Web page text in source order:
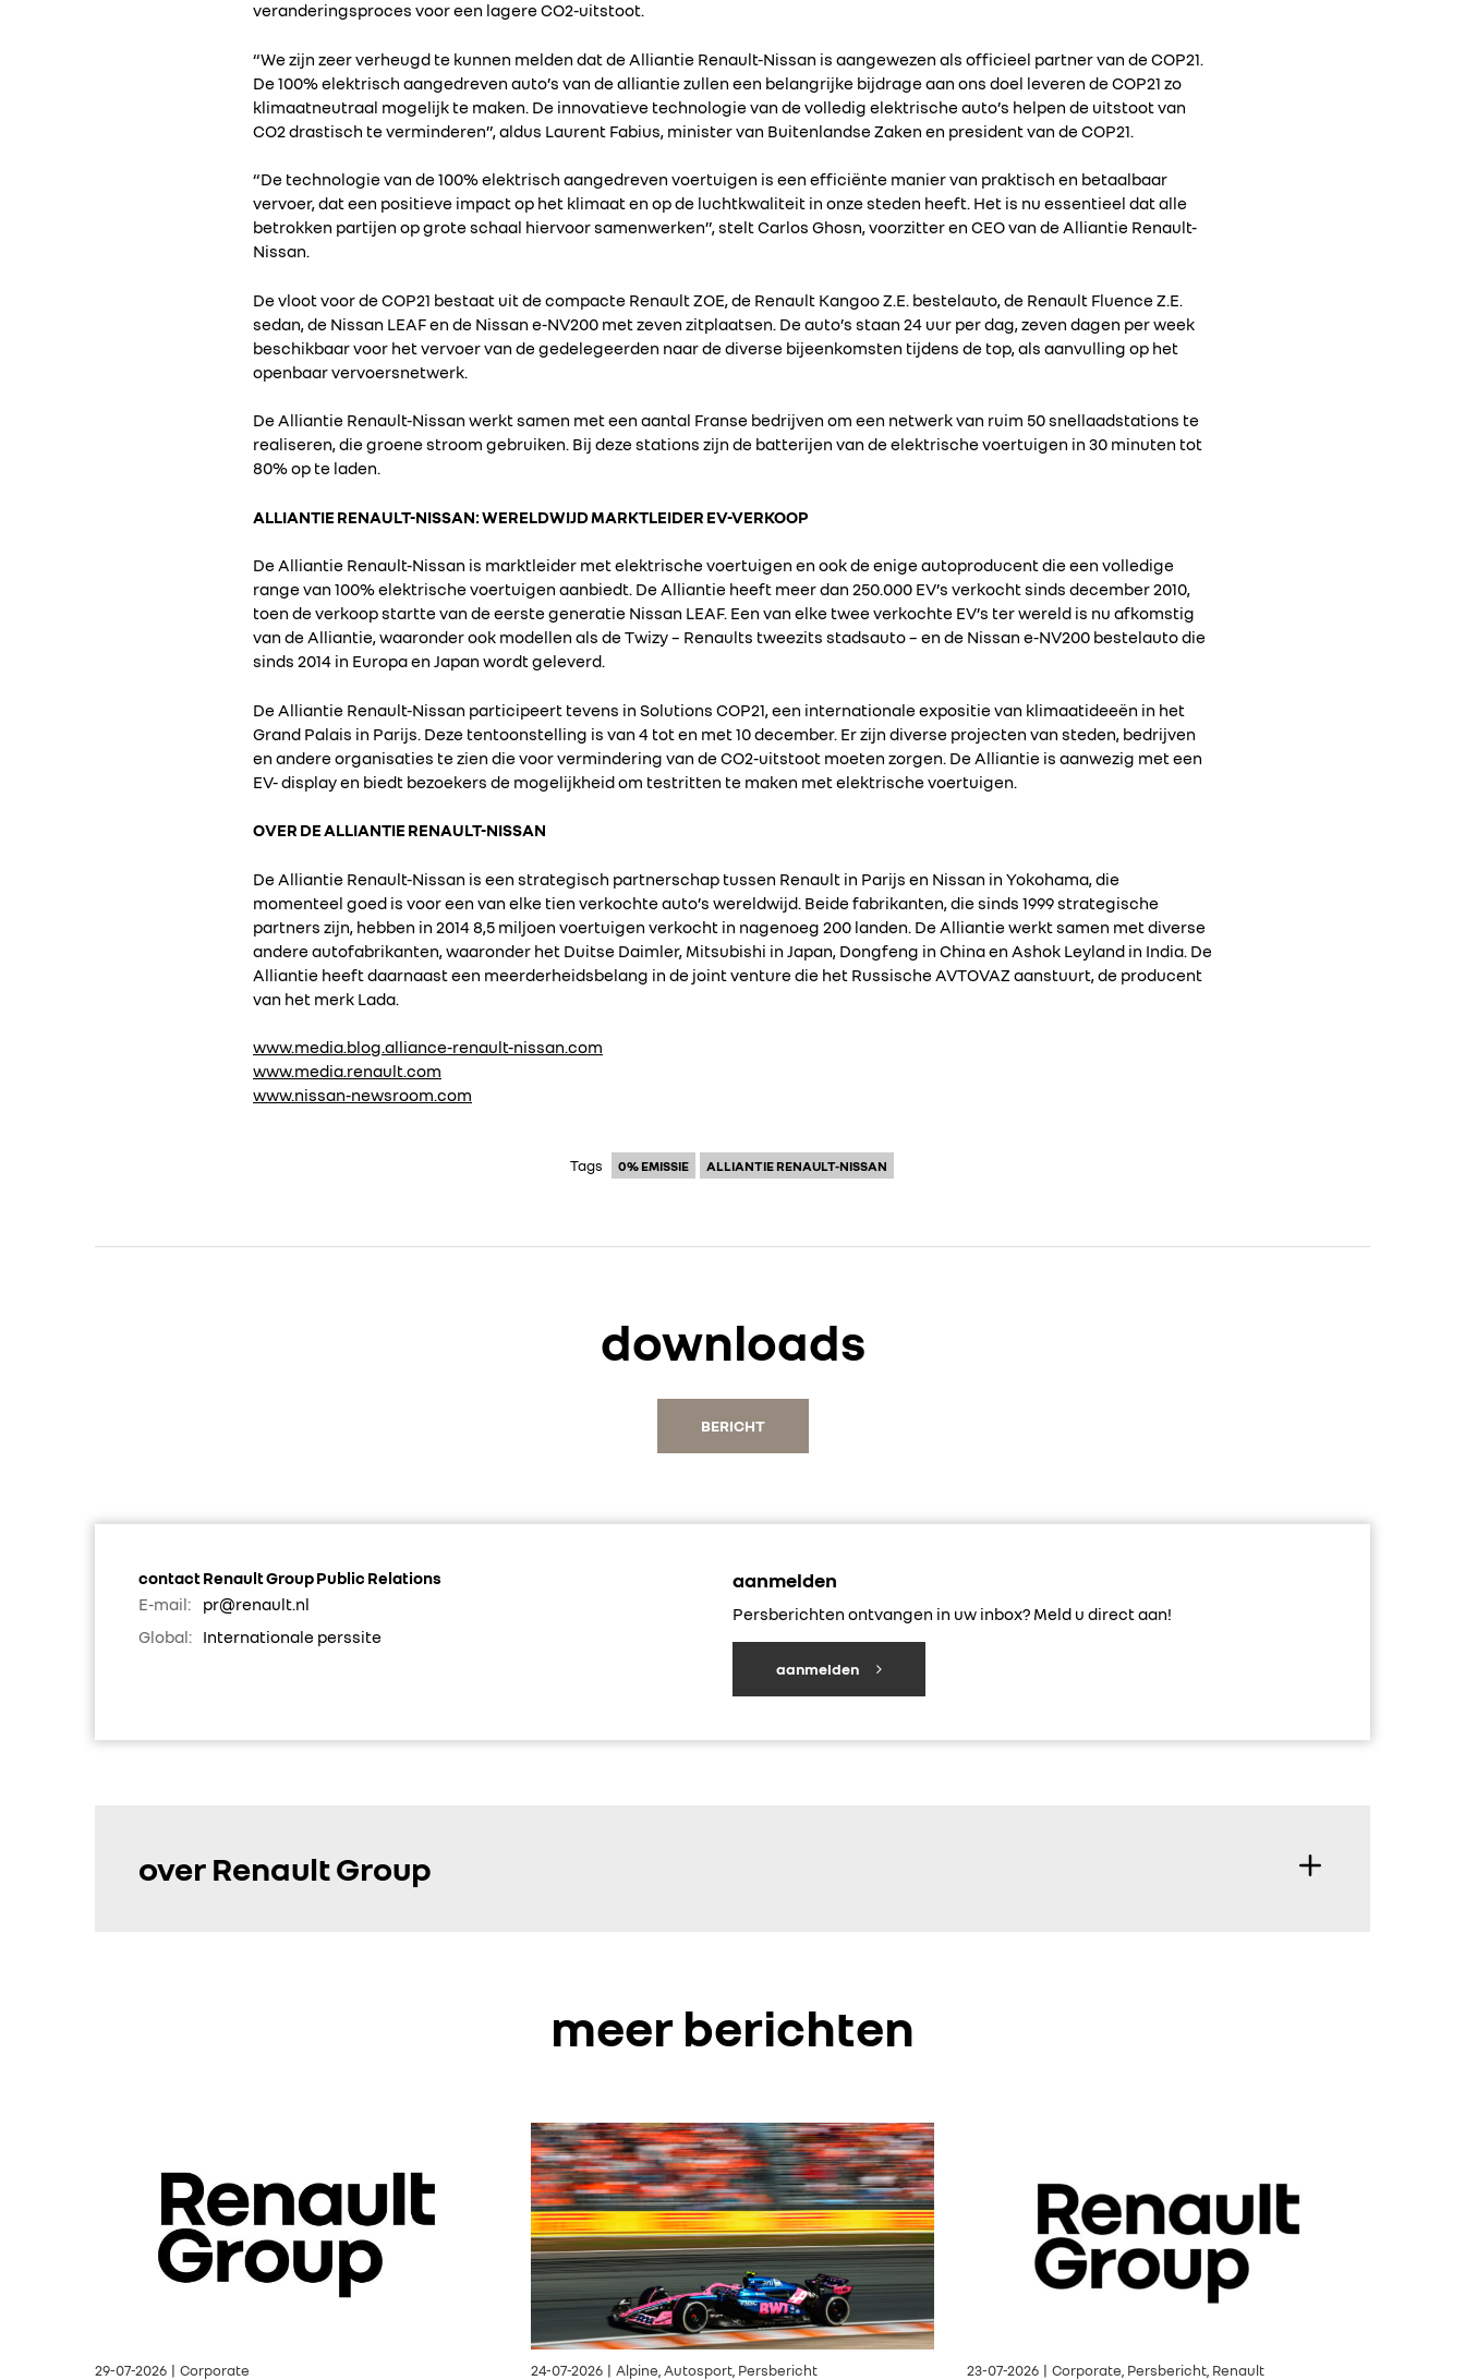
veranderingsproces voor een lagere CO2-uitstoot.
“We zijn zeer verheugd te kunnen melden dat de Alliantie Renault-Nissan is aangewezen als officieel partner van de COP21.
De 100% elektrisch aangedreven auto’s van de alliantie zullen een belangrijke bijdrage aan ons doel leveren de COP21 zo
klimaatneutraal mogelijk te maken. De innovatieve technologie van de volledig elektrische auto’s helpen de uitstoot van
CO2 drastisch te verminderen”, aldus Laurent Fabius, minister van Buitenlandse Zaken en president van de COP21.
“De technologie van de 100% elektrisch aangedreven voertuigen is een efficiënte manier van praktisch en betaalbaar
vervoer, dat een positieve impact op het klimaat en op de luchtkwaliteit in onze steden heeft. Het is nu essentieel dat alle
betrokken partijen op grote schaal hiervoor samenwerken”, stelt Carlos Ghosn, voorzitter en CEO van de Alliantie Renault-
Nissan.
De vloot voor de COP21 bestaat uit de compacte Renault ZOE, de Renault Kangoo Z.E. bestelauto, de Renault Fluence Z.E.
sedan, de Nissan LEAF en de Nissan e-NV200 met zeven zitplaatsen. De auto’s staan 24 uur per dag, zeven dagen per week
beschikbaar voor het vervoer van de gedelegeerden naar de diverse bijeenkomsten tijdens de top, als aanvulling op het
openbaar vervoersnetwerk.
De Alliantie Renault-Nissan werkt samen met een aantal Franse bedrijven om een netwerk van ruim 50 snellaadstations te
realiseren, die groene stroom gebruiken. Bij deze stations zijn de batterijen van de elektrische voertuigen in 30 minuten tot
80% op te laden.
ALLIANTIE RENAULT-NISSAN: WERELDWIJD MARKTLEIDER EV-VERKOOP
De Alliantie Renault-Nissan is marktleider met elektrische voertuigen en ook de enige autoproducent die een volledige
range van 100% elektrische voertuigen aanbiedt. De Alliantie heeft meer dan 250.000 EV’s verkocht sinds december 2010,
toen de verkoop startte van de eerste generatie Nissan LEAF. Een van elke twee verkochte EV’s ter wereld is nu afkomstig
van de Alliantie, waaronder ook modellen als de Twizy – Renaults tweezits stadsauto – en de Nissan e-NV200 bestelauto die
sinds 2014 in Europa en Japan wordt geleverd.
De Alliantie Renault-Nissan participeert tevens in Solutions COP21, een internationale expositie van klimaatideeën in het
Grand Palais in Parijs. Deze tentoonstelling is van 4 tot en met 10 december. Er zijn diverse projecten van steden, bedrijven
en andere organisaties te zien die voor vermindering van de CO2-uitstoot moeten zorgen. De Alliantie is aanwezig met een
EV- display en biedt bezoekers de mogelijkheid om testritten te maken met elektrische voertuigen.
OVER DE ALLIANTIE RENAULT-NISSAN
De Alliantie Renault-Nissan is een strategisch partnerschap tussen Renault in Parijs en Nissan in Yokohama, die
momenteel goed is voor een van elke tien verkochte auto’s wereldwijd. Beide fabrikanten, die sinds 1999 strategische
partners zijn, hebben in 2014 8,5 miljoen voertuigen verkocht in nagenoeg 200 landen. De Alliantie werkt samen met diverse
andere autofabrikanten, waaronder het Duitse Daimler, Mitsubishi in Japan, Dongfeng in China en Ashok Leyland in India. De
Alliantie heeft daarnaast een meerderheidsbelang in de joint venture die het Russische AVTOVAZ aanstuurt, de producent
van het merk Lada.
www.media.blog.alliance-renault-nissan.com
www.media.renault.com
www.nissan-newsroom.com
Tags 0% EMISSIE ALLIANTIE RENAULT-NISSAN
downloads
BERICHT
contact Renault Group Public Relations
E-mail:
pr@renault.nl
Global:
Internationale perssite
aanmelden
Persberichten ontvangen in uw inbox? Meld u direct aan!
aanmelden
over Renault Group
meer berichten
29-07-2026 | Corporate 24-07-2026 | Alpine, Autosport, Persbericht 23-07-2026 | Corporate, Persbericht, Renault